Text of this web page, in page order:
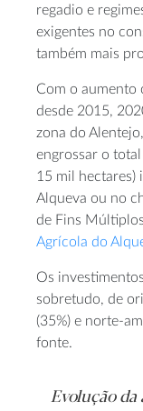
regadio e
exigentes no
também mais
Com o aumento
desde 2015,
zona do
engrossar o
15 mil hectares)
Alqueva ou no
de Fins
Agrícola do
Os
sobretudo, de
(35%) e norte-
fonte.
Evolução da